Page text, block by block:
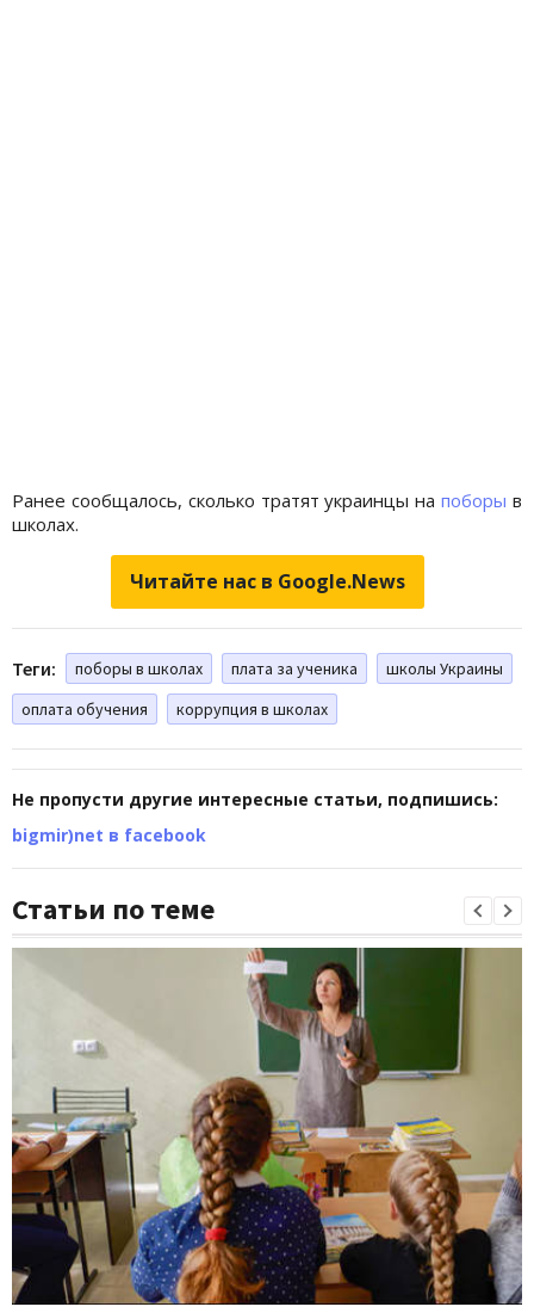
Ранее сообщалось, сколько тратят украинцы напоборы в
школах.
Читайте нас в Google.News
Теги: поборы в школах плата за ученика
школы Украины
оплата обучения
коррупция в школах
Не пропусти другие интересные статьи, подпишись:
bigmir)net в facebook
Статьи по теме